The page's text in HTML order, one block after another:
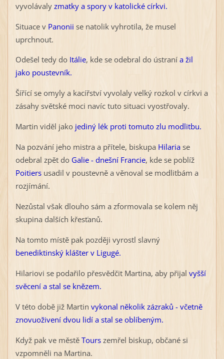
vyvolávaly zmatky a spory v katolické církvi.
Situace v Panonii se natolik vyhrotila, že musel
uprchnout.
Odešel tedy do Itálie, kde se odebral do ústraní a žil
jako poustevník.
Šířící se omyly a kacířství vyvolaly velký rozkol v církvi a
zásahy světské moci navíc tuto situaci vyostřovaly.
Martin viděl jakojediný lék proti tomuto zlu modlitbu.
Na pozvání jeho mistra a přítele, biskupa Hilariase
odebral zpět do Galie - dnešní Francie, kde se poblíž
Poitiersusadil v poustevně a věnoval se modlitbám a
rozjímání.
Nezůstal však dlouho sám a zformovala se kolem něj
skupina dalších křesťanů.
Na tomto místě pak později vyrostl slavný
benediktinský klášter v Ligugé.
Hilariovi se podařilo přesvědčit Martina, aby přijal vyšší
svěcení a stal se knězem.
V této době již Martin vykonal několik zázraků - včetně
znovuoživení dvou lidí a stal se oblíbeným.
Když pak ve městě Tourszemřel biskup, občané si
vzpomněli na Martina.